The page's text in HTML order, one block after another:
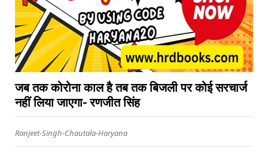
जब तक कोरोना काल है तब तक बिजली पर कोई सरचार्ज
नहीं लिया जाएगा- रणजीत सिंह
Ranjeet-Singh-Chautala-Haryana